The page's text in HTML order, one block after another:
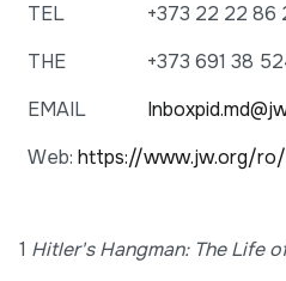
TEL
+373 22 22 86
THE
+373 691 38
EMAIL
Web: https://www.jw.org/
1 Hitler's Hangman: The Life